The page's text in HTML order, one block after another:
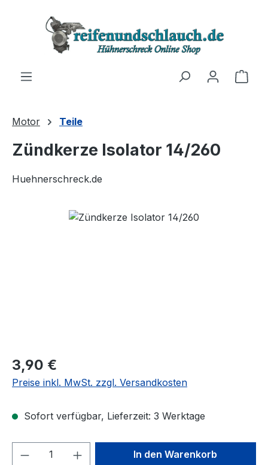
Zum Hauptinhalt springen
Motor Teile
Zündkerze Isolator 14/260
Huehnerschreck.de
Bildergalerie überspringen
Regulärer Preis:
3,90 €
Preise inkl. MwSt. zzgl. Versandkosten
Sofort verfügbar, Lieferzeit: 3 Werktage
Produkt Anzahl: Gib denIn den Warenkorb